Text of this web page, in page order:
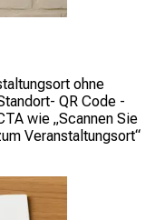
ohne
QR Code -
wie „Scannen Sie
Veranstaltungsort“